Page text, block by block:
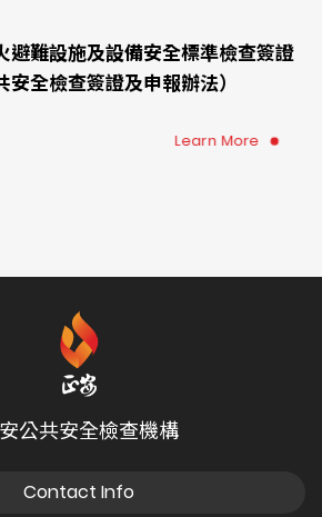
避難設施及設備安全標準檢查簽證
全檢查簽證及申報辦法）
Learn More
公共安全檢查機構
Contact Info